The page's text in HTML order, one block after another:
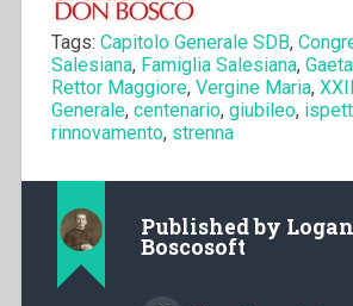
Tags: Capitolo Generale SDB,
Salesiana, Famiglia Salesiana,
Rettor Maggiore, Vergine Maria,
Generale, centenario, giubileo,
rinnovamento, strenna
Published by
Boscosoft